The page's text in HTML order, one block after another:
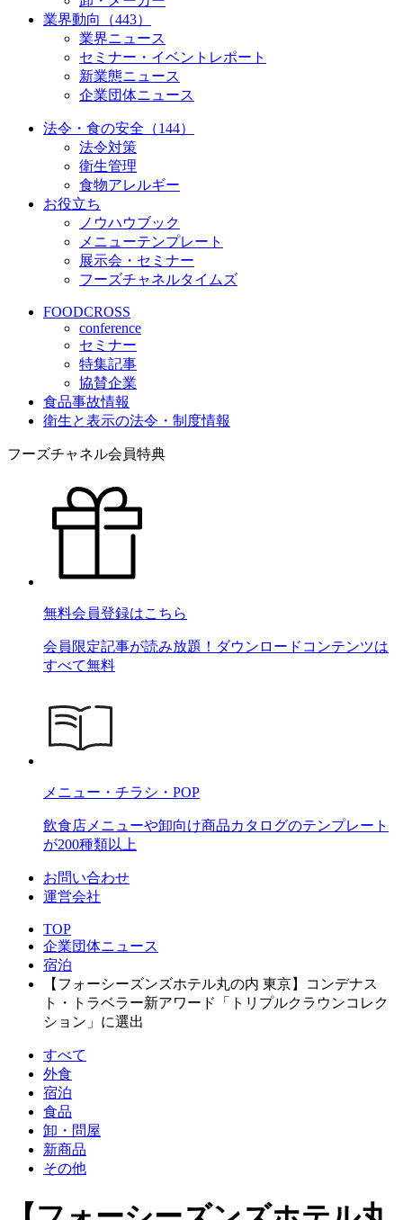
業界動向（443）
業界ニュース
セミナー・イベントレポート
新業態ニュース
企業団体ニュース
法令・食の安全（144）
法令対策
衛生管理
食物アレルギー
お役立ち
ノウハウブック
メニューテンプレート
展示会・セミナー
フーズチャネルタイムズ
FOODCROSS
conference
セミナー
特集記事
協賛企業
食品事故情報
衛生と表示の法令・制度情報
フーズチャネル会員特典
無料会員登録はこちら
会員限定記事が読み放題！ダウンロードコンテンツは
すべて無料
メニュー・チラシ・POP
飲食店メニューや卸向け商品カタログのテンプレート
が200種類以上
お問い合わせ
運営会社
TOP
企業団体ニュース
宿泊
【フォーシーズンズホテル丸の内 東京】コンデナス
ト・トラベラー新アワード「トリプルクラウンコレク
ション」に選出
すべて
外食
宿泊
食品
卸・問屋
新商品
その他